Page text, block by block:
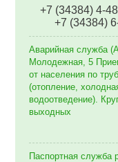
+7 (34384) 4-
+7 (34384)
Аварийная служба
Молодежная, 5
от населения по
(отопление,
водоотведение).
выходных
Паспортная служба